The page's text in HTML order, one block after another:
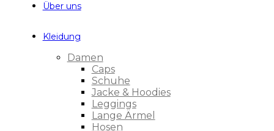
Über uns
Kleidung
Damen
Caps
Schuhe
Jacke & Hoodies
Leggings
Lange Ärmel
Hosen